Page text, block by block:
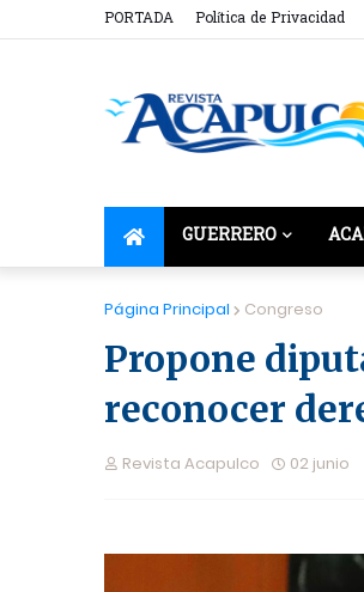
PORTADA Política de Privacidad
GUERRERO
Página Principal Congreso
Propone
reconocer
Revista Acapulco 02 junio